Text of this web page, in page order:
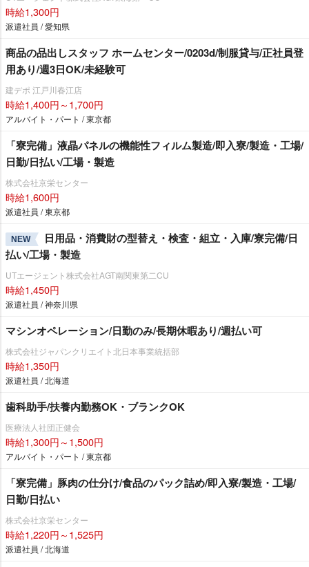
時給1,300円
派遣社員 / 愛知県
商品の品出しスタッフ ホームセンター/0203d/制服貸与/正社員登
用あり/週3日OK/未経験可
建デポ 江戸川春江店
時給1,400円～1,700円
アルバイト・パート / 東京都
「寮完備」液晶パネルの機能性フィルム製造/即入寮/製造・工場/
日勤/日払い/工場・製造
株式会社京栄センター
時給1,600円
派遣社員 / 東京都
NEW
日用品・消費財の型替え・検査・組立・入庫/寮完備/日
払い/工場・製造
UTエージェント株式会社AGT南関東第二CU
時給1,450円
派遣社員 / 神奈川県
マシンオペレーション/日勤のみ/長期休暇あり/週払い可
株式会社ジャパンクリエイト北日本事業統括部
時給1,350円
派遣社員 / 北海道
歯科助手/扶養内勤務OK・ブランクOK
医療法人社団正健会
時給1,300円～1,500円
アルバイト・パート / 東京都
「寮完備」豚肉の仕分け/食品のパック詰め/即入寮/製造・工場/
日勤/日払い
株式会社京栄センター
時給1,220円～1,525円
派遣社員 / 北海道